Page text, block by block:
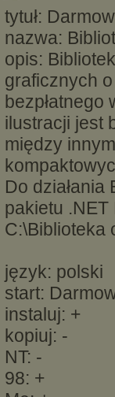
tytuł:
nazwa:
opis:
graficznych
bezpłatnego
ilustracji jest
między
Do
pakietu
C:\Biblioteka
język: polski
start:
instaluj: +
kopiuj: -
NT: -
98: +